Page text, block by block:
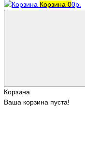
Корзина 00р.
Корзина
Ваша корзина пуста!